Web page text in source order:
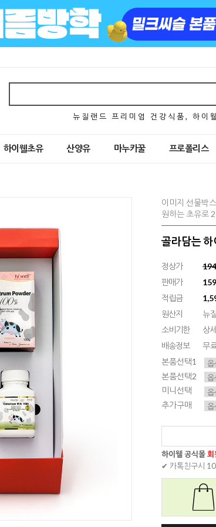
뉴 질 랜 드 프 리 미 엄 건 강 식 품 , 하 이 웰
하이웰초유 산양유 마누카꿀 프로폴리스
이미지 선물박
원하는 초유로
골라담는
정상가
판매가
적립금
원산지
뉴
소비기한
상
배송정보
무
본품선택1
본품선택2
미니선택
추가구매
하이웰 공식몰회
✔ 카톡친구시